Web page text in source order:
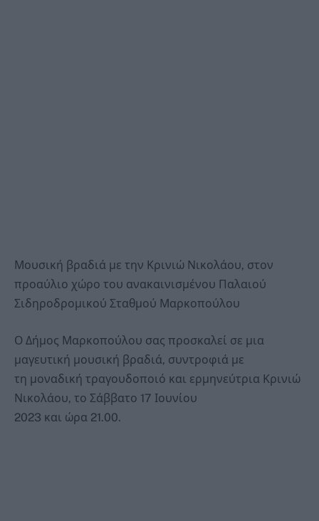
Μουσική βραδιά με την Κρινιώ Νικολάου, στον
προαύλιο χώρο του ανακαινισμένου Παλαιού
Σιδηροδρομικού Σταθμού Μαρκοπούλου
Ο Δήμος Μαρκοπούλου σας προσκαλεί σε μια
μαγευτική μουσική βραδιά, συντροφιά με
τη μοναδική τραγουδοποιό και ερμηνεύτρια Κρινιώ
Νικολάου, το Σάββατο 17 Ιουνίου
2023 και ώρα 21.00.